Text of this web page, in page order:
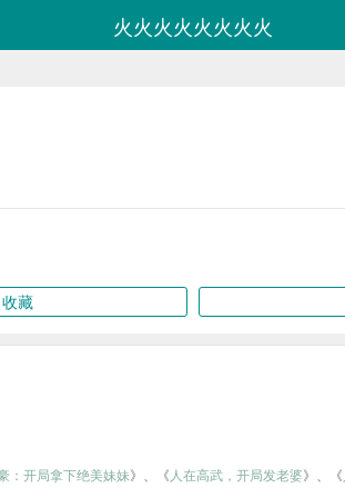
火火火火火火火火
收藏
：开局拿下绝美妹妹》、《 人在高武，开局发老婆》、《